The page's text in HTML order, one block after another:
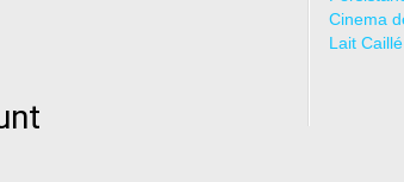
Cinema
Lait